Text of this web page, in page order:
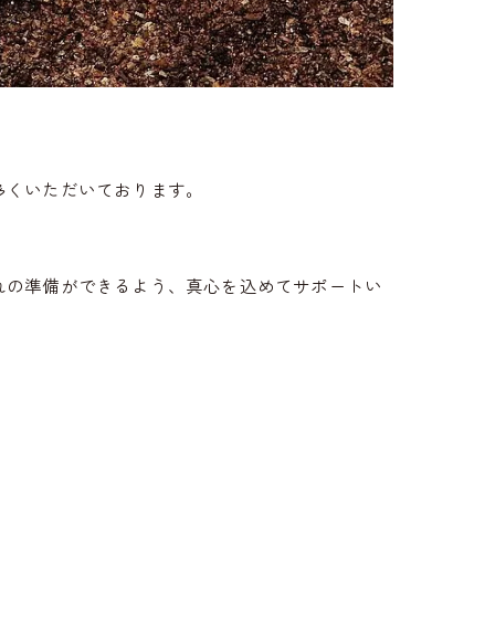
いただいております。
準備ができるよう、真心を込めてサポートい